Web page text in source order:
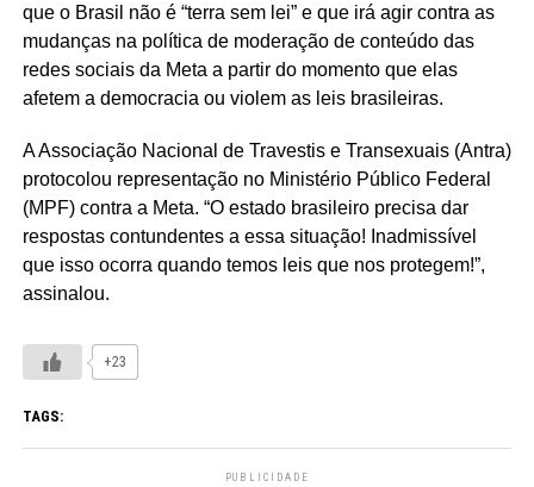
que o Brasil não é “terra sem lei” e que irá agir contra as
mudanças na política de moderação de conteúdo das
redes sociais da Meta a partir do momento que elas
afetem a democracia ou violem as leis brasileiras.
A Associação Nacional de Travestis e Transexuais (Antra)
protocolou representação no Ministério Público Federal
(MPF) contra a Meta. “O estado brasileiro precisa dar
respostas contundentes a essa situação! Inadmissível
que isso ocorra quando temos leis que nos protegem!”,
assinalou.
+23
TAGS:
PUBLICIDADE